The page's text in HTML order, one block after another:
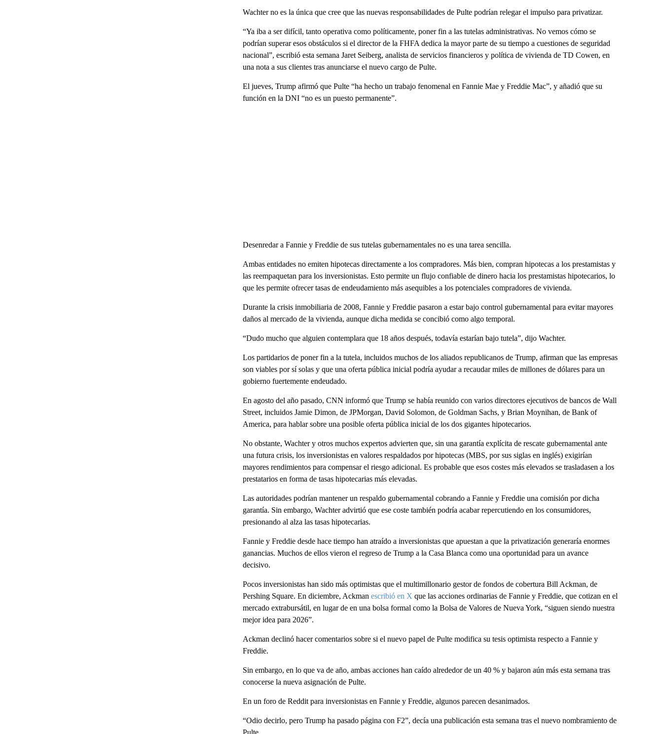
Wachter no es la única que cree que las nuevas responsabilidades de Pulte podrían relegar el impulso para privatizar.
“Ya iba a ser difícil, tanto operativa como políticamente, poner fin a las tutelas administrativas. No vemos cómo se
podrían superar esos obstáculos si el director de la FHFA dedica la mayor parte de su tiempo a cuestiones de seguridad
nacional”, escribió esta semana Jaret Seiberg, analista de servicios financieros y política de vivienda de TD Cowen, en
una nota a sus clientes tras anunciarse el nuevo cargo de Pulte.
El jueves, Trump afirmó que Pulte “ha hecho un trabajo fenomenal en Fannie Mae y Freddie Mac”, y añadió que su
función en la DNI “no es un puesto permanente”.
Desenredar a Fannie y Freddie de sus tutelas gubernamentales no es una tarea sencilla.
Ambas entidades no emiten hipotecas directamente a los compradores. Más bien, compran hipotecas a los prestamistas y
las reempaquetan para los inversionistas. Esto permite un flujo confiable de dinero hacia los prestamistas hipotecarios, lo
que les permite ofrecer tasas de endeudamiento más asequibles a los potenciales compradores de vivienda.
Durante la crisis inmobiliaria de 2008, Fannie y Freddie pasaron a estar bajo control gubernamental para evitar mayores
daños al mercado de la vivienda, aunque dicha medida se concibió como algo temporal.
“Dudo mucho que alguien contemplara que 18 años después, todavía estarían bajo tutela”, dijo Wachter.
Los partidarios de poner fin a la tutela, incluidos muchos de los aliados republicanos de Trump, afirman que las empresas
son viables por sí solas y que una oferta pública inicial podría ayudar a recaudar miles de millones de dólares para un
gobierno fuertemente endeudado.
En agosto del año pasado, CNN informó que Trump se había reunido con varios directores ejecutivos de bancos de Wall
Street, incluidos Jamie Dimon, de JPMorgan, David Solomon, de Goldman Sachs, y Brian Moynihan, de Bank of
America, para hablar sobre una posible oferta pública inicial de los dos gigantes hipotecarios.
No obstante, Wachter y otros muchos expertos advierten que, sin una garantía explícita de rescate gubernamental ante
una futura crisis, los inversionistas en valores respaldados por hipotecas (MBS, por sus siglas en inglés) exigirían
mayores rendimientos para compensar el riesgo adicional. Es probable que esos costes más elevados se trasladasen a los
prestatarios en forma de tasas hipotecarias más elevadas.
Las autoridades podrían mantener un respaldo gubernamental cobrando a Fannie y Freddie una comisión por dicha
garantía. Sin embargo, Wachter advirtió que ese coste también podría acabar repercutiendo en los consumidores,
presionando al alza las tasas hipotecarias.
Fannie y Freddie desde hace tiempo han atraído a inversionistas que apuestan a que la privatización generaría enormes
ganancias. Muchos de ellos vieron el regreso de Trump a la Casa Blanca como una oportunidad para un avance
decisivo.
Pocos inversionistas han sido más optimistas que el multimillonario gestor de fondos de cobertura Bill Ackman, de
Pershing Square. En diciembre, Ackman escribió en X que las acciones ordinarias de Fannie y Freddie, que cotizan en el
mercado extrabursátil, en lugar de en una bolsa formal como la Bolsa de Valores de Nueva York, “siguen siendo nuestra
mejor idea para 2026”.
Ackman declinó hacer comentarios sobre si el nuevo papel de Pulte modifica su tesis optimista respecto a Fannie y
Freddie.
Sin embargo, en lo que va de año, ambas acciones han caído alrededor de un 40 % y bajaron aún más esta semana tras
conocerse la nueva asignación de Pulte.
En un foro de Reddit para inversionistas en Fannie y Freddie, algunos parecen desanimados.
“Odio decirlo, pero Trump ha pasado página con F2”, decía una publicación esta semana tras el nuevo nombramiento de
Pulte.